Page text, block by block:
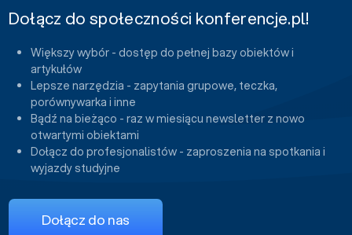
Dołącz do społeczności konferencje.pl!
Większy wybór - dostęp do pełnej bazy obiektów i
artykułów
Lepsze narzędzia - zapytania grupowe, teczka,
porównywarka i inne
Bądź na bieżąco - raz w miesiącu newsletter z nowo
otwartymi obiektami
Dołącz do profesjonalistów - zaproszenia na spotkania i
wyjazdy studyjne
Dołącz do nas